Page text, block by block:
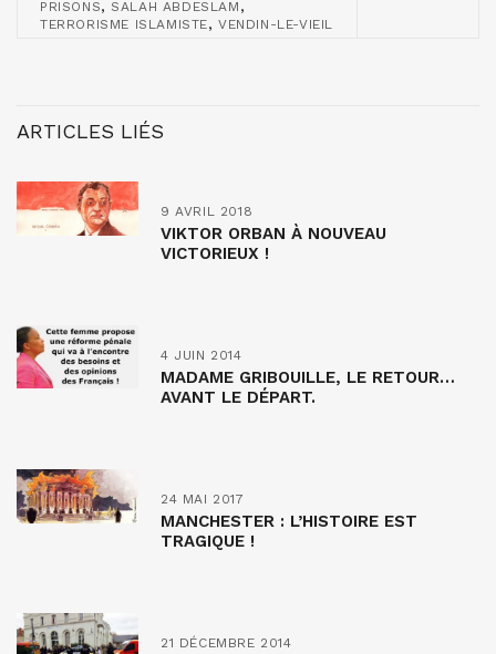
PRISONS, SALAH ABDESLAM ,
TERRORISME ISLAMISTE, VENDIN-LE-VIEIL
ARTICLES LIÉS
9 AVRIL 2018
VIKTOR ORBAN À NOUVEAU
VICTORIEUX !
4 JUIN 2014
MADAME GRIBOUILLE, LE RETOUR…
AVANT LE DÉPART.
24 MAI 2017
MANCHESTER : L’HISTOIRE EST
TRAGIQUE !
21 DÉCEMBRE 2014